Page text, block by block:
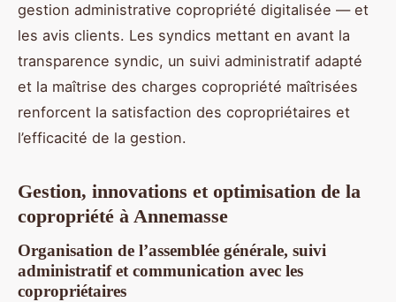
gestion administrative copropriété digitalisée — et
les avis clients. Les syndics mettant en avant la
transparence syndic, un suivi administratif adapté
et la maîtrise des charges copropriété maîtrisées
renforcent la satisfaction des copropriétaires et
l’efficacité de la gestion.
Gestion, innovations et optimisation de la
copropriété à Annemasse
Organisation de l’assemblée générale, suivi
administratif et communication avec les
copropriétaires